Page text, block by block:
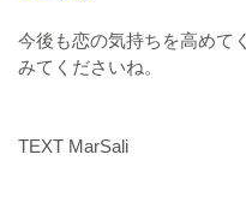
今後も恋の気持ちを高めて
みてくださいね。
TEXT MarSali